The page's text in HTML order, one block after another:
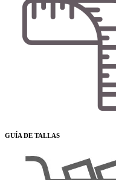
GUÍA DE TALLAS